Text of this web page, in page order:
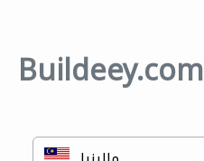
Buildeey.com